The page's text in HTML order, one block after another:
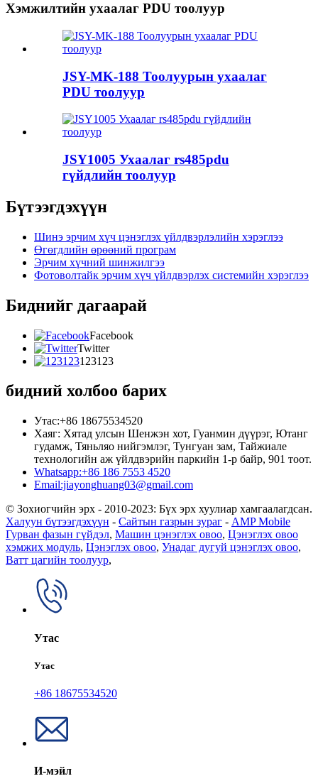
Хэмжилтийн ухаалаг PDU тоолуур
JSY-MK-188 Тоолуурын ухаалаг
PDU тоолуур
JSY1005 Ухаалаг rs485pdu
гүйдлийн тоолуур
Бүтээгдэхүүн
Шинэ эрчим хүч цэнэглэх үйлдвэрлэлийн хэрэглээ
Өгөгдлийн өрөөний програм
Эрчим хүчний шинжилгээ
Фотоволтайк эрчим хүч үйлдвэрлэх системийн хэрэглээ
Биднийг дагаарай
Facebook
Twitter
123123
бидний холбоо барих
Утас:+86 18675534520
Хаяг: Хятад улсын Шенжэн хот, Гуанмин дүүрэг, Ютанг
гудамж, Тяньляо нийгэмлэг, Тунгуан зам, Тайжиале
технологийн аж үйлдвэрийн паркийн 1-р байр, 901 тоот.
Whatsapp:+86 186 7553 4520
Email:jiayonghuang03@gmail.com
© Зохиогчийн эрх - 2010-2023: Бүх эрх хуулиар хамгаалагдсан.
Халуун бүтээгдэхүүн - Сайтын газрын зураг - AMP Mobile
Гурван фазын гүйдэл, Машин цэнэглэх овоо, Цэнэглэх овоо
хэмжих модуль, Цэнэглэх овоо, Унадаг дугуй цэнэглэх овоо,
Ватт цагийн тоолуур,
Утас
Утас
+86 18675534520
И-мэйл